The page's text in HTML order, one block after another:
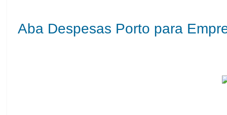
Aba Despesas Porto para